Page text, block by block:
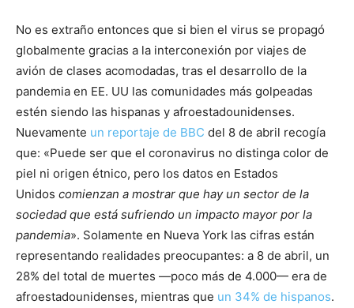
No es extraño entonces que si bien el virus se propagó
globalmente gracias a la interconexión por viajes de
avión de clases acomodadas, tras el desarrollo de la
pandemia en EE. UU las comunidades más golpeadas
estén siendo las hispanas y afroestadounidenses.
Nuevamente un reportaje de BBC del 8 de abril recogía
que: «Puede ser que el coronavirus no distinga color de
piel ni origen étnico, pero los datos en Estados
Unidos comienzan a mostrar que hay un sector de la
sociedad que está sufriendo un impacto mayor por la
pandemia». Solamente en Nueva York las cifras están
representando realidades preocupantes: a 8 de abril, un
28% del total de muertes —poco más de 4.000— era de
afroestadounidenses, mientras que un 34% de hispanos.